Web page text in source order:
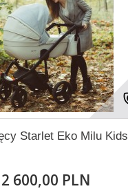
Starlet Eko Milu
2 600,00 PLN